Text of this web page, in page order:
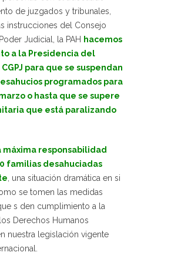
de juzgados y tribunales,
instrucciones del Consejo
Judicial, la PAH hacemos
a la Presidencia del
CGPJ para que se suspendan
programados para
o hasta que se supere
que está paralizando
máxima responsabilidad
familias desahuciadas
, una situación dramática en si
se tomen las medidas
s den cumplimiento a la
Derechos Humanos
nuestra legislación vigente